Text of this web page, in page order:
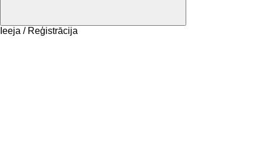
Ieeja / Reģistrācija